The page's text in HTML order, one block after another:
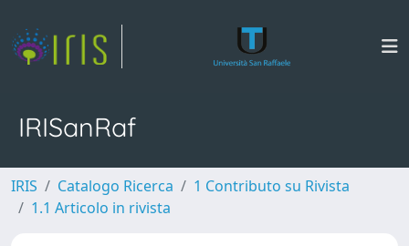
IRISanRaf
IRIS Catalogo Ricerca
1 Contributo su Rivista
1.1 Articolo in rivista